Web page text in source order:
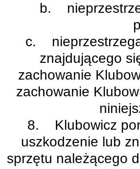
b.
c.
znajdującego
zachowanie
zachowanie
8. Klubowicz
uszkodzenie lub
sprzętu należącego